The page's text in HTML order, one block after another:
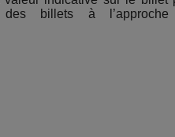
billets à